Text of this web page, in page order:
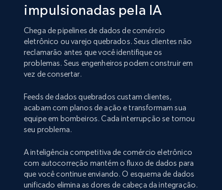
impulsionadas pela IA
Chega de pipelines de dados de comércio
eletrônico ou varejo quebrados. Seus clientes não
reclamarão antes que você identifique os
problemas. Seus engenheiros podem construir em
vez de consertar.
Feeds de dados quebrados custam clientes,
acabam com planos de ação e transformam sua
equipe em bombeiros. Cada interrupção se tornou
seu problema.
A inteligência competitiva de comércio eletrônico
com autocorreção mantém o fluxo de dados para
que você continue enviando. O esquema de dados
unificado elimina as dores de cabeça da integração.